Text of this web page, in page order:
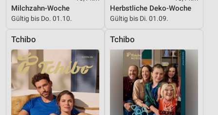
Milchzahn-Woche
Gültig bis Do. 01.10.
Herbstliche Deko-Woche
Gültig bis Di. 01.09.
Tchibo Tchibo
personalisierter Inhalte
Messung der Werbeleistung
Messung der Performance von Inhalten
Analyse von Zielgruppen durch Statistiken oder
Kombinationen von Daten aus verschiedenen
Quellen
Entwicklung und Verbesserung der Angebote